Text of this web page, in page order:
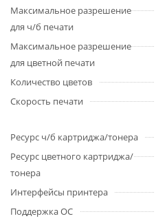
Максимальное разрешение
для ч/б печати
Максимальное разрешение
для цветной печати
Количество цветов
Скорость печати
Ресурс ч/б картриджа/тонера
Ресурс цветного картриджа/
тонера
Интерфейсы принтера
Поддержка ОС